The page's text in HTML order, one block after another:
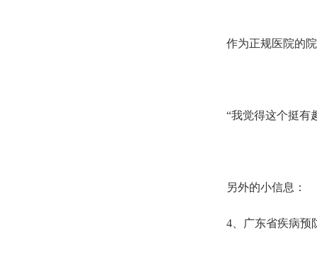
作为正规医院的
“我觉得这个挺有
另外的小信息：
4、广东省疾病预